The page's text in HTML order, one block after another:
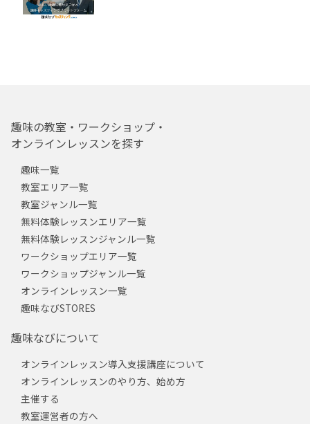
趣味の教室・ワークショップ・
オンラインレッスンを探す
趣味一覧
教室エリア一覧
教室ジャンル一覧
無料体験レッスンエリア一覧
無料体験レッスンジャンル一覧
ワークショップエリア一覧
ワークショップジャンル一覧
オンラインレッスン一覧
趣味なびSTORES
趣味なびについて
オンラインレッスン導入支援講座について
オンラインレッスンのやり方、始め方
主催する
教室運営者の方へ